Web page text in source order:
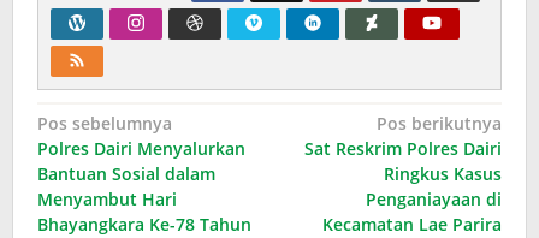
Navigasi
pos
Pos sebelumnya
Polres Dairi Menyalurkan
Bantuan Sosial dalam
Menyambut Hari
Bhayangkara Ke-78 Tahun
Pos berikutnya
Sat Reskrim Polres Dairi
Ringkus Kasus
Penganiayaan di
Kecamatan Lae Parira